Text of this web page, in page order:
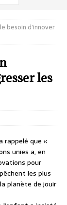
besoin d’innover
les
rappelé que «
unies a, en
pour
les plus
planète de jouir